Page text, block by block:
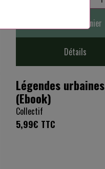
Ajouter au panier
Détails
Légendes urbaines
(Ebook)
Collectif
5,99€ TTC